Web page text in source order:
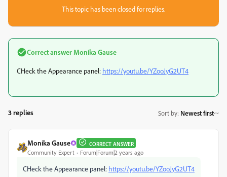
This topic has been closed for replies.
Correct answer Monika Gause
CHeck the Appearance panel: https://youtu.be/YZooJyG2UT4
3 replies Sort by: Newest first
Monika Gause CORRECT ANSWER
Community Expert Forum|Forum|2 years ago
CHeck the Appearance panel: https://youtu.be/YZooJyG2UT4